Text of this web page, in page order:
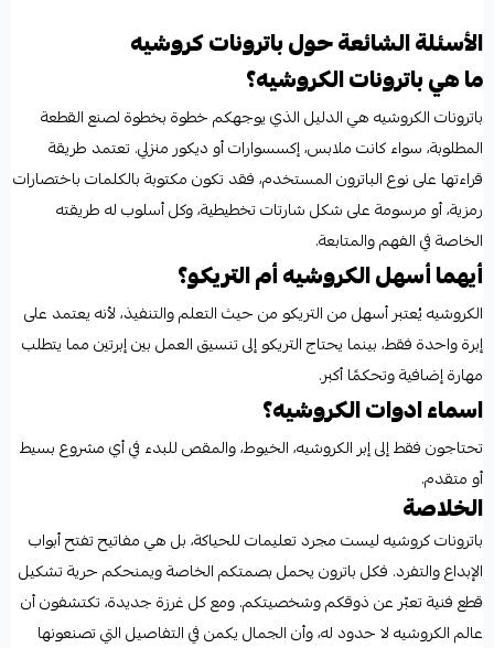
الأسئلة الشائعة حول باترونات كروشيه
ما هي باترونات الكروشيه؟
باترونات الكروشيه هي الدليل الذي يوجهكم خطوة بخطوة لصنع القطعة
المطلوبة، سواء كانت ملابس، إكسسوارات أو ديكور منزلي. تعتمد طريقة
قراءتها على نوع الباترون المستخدم، فقد تكون مكتوبة بالكلمات باختصارات
رمزية، أو مرسومة على شكل شارتات تخطيطية، وكل أسلوب له طريقته
الخاصة في الفهم والمتابعة.
أيهما أسهل الكروشيه أم التريكو؟
الكروشيه يُعتبر أسهل من التريكو من حيث التعلم والتنفيذ، لأنه يعتمد على
إبرة واحدة فقط، بينما يحتاج التريكو إلى تنسيق العمل بين إبرتين مما يتطلب
مهارة إضافية وتحكمًا أكبر.
اسماء ادوات الكروشيه؟
تحتاجون فقط إلى إبر الكروشيه، الخيوط، والمقص للبدء في أي مشروع بسيط
أو متقدم.
الخلاصة
باترونات كروشيه ليست مجرد تعليمات للحياكة، بل هي مفاتيح تفتح أبواب
الإبداع والتفرد. فكل باترون يحمل بصمتكم الخاصة ويمنحكم حرية تشكيل
قطع فنية تعبّر عن ذوقكم وشخصيتكم. ومع كل غرزة جديدة، تكتشفون أن
عالم الكروشيه لا حدود له، وأن الجمال يكمن في التفاصيل التي تصنعونها